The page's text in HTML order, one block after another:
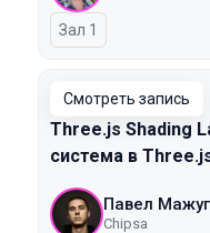
Зал 1
Смотреть запись
Three.js Shading
система в
Павел
Chipsa